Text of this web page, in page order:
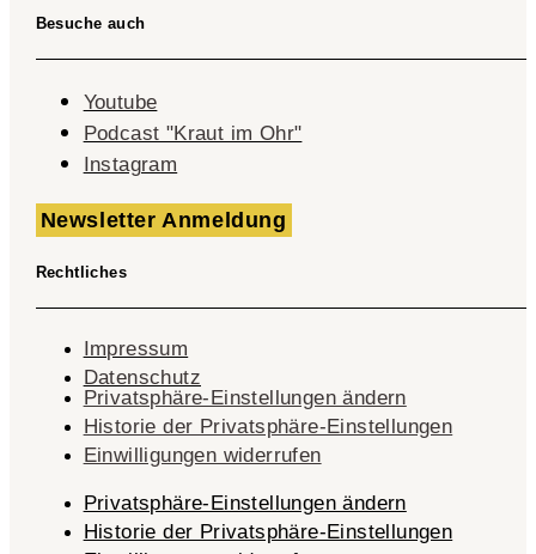
Besuche auch
Youtube
Podcast "Kraut im Ohr"
Instagram
Newsletter Anmeldung
Rechtliches
Impressum
Datenschutz
Privatsphäre-Einstellungen ändern
Historie der Privatsphäre-Einstellungen
Einwilligungen widerrufen
Privatsphäre-Einstellungen ändern
Historie der Privatsphäre-Einstellungen